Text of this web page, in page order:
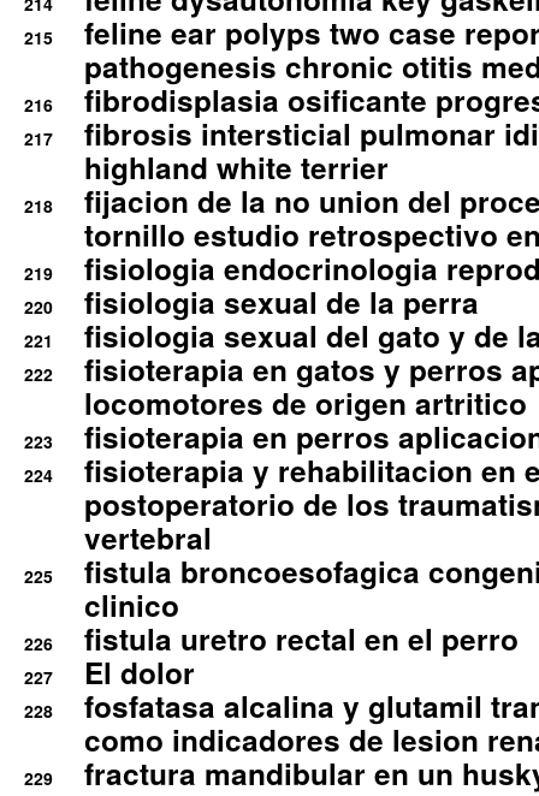
215
feline ear polyps two case
pathogenesis chronic otitis
216 fibrodisplasia osificante
217
fibrosis intersticial pulmonar
highland white terrier
218
fijacion de la no union del
tornillo estudio retrospectivo
219 fisiologia endocrinologia
220 fisiologia sexual de la perra
221 fisiologia sexual del gato y de
222
fisioterapia en gatos y perros
locomotores de origen artritico
223 fisioterapia en perros
224
fisioterapia y rehabilitacion en
postoperatorio de los
vertebral
225
fistula broncoesofagica
clinico
226 fistula uretro rectal en el perro
227 El dolor
228
fosfatasa alcalina y glutamil
como indicadores de lesion
229 fractura mandibular en un